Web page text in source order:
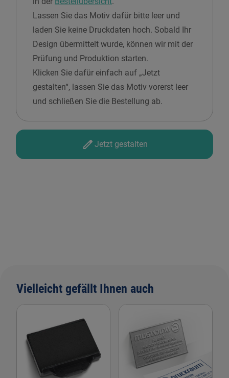
Lassen Sie das Motiv dafür bitte leer und
laden Sie keine Druckdaten hoch. Sobald Ihr
Design übermittelt wurde, können wir mit der
Prüfung und Produktion starten.
Klicken Sie dafür einfach auf „Jetzt
gestalten“, lassen Sie das Motiv vorerst leer
und schließen Sie die Bestellung ab.
Jetzt gestalten
Vielleicht gefällt Ihnen auch